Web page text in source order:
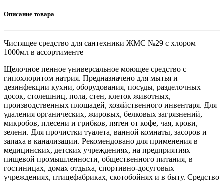
Описание товара
Чистящее средство для сантехники ЖМС №29 с хлором
1000мл в ассортименте
Щелочное пенное универсальное моющее средство с
гипохлоритом натрия. Предназначено для мытья и
дезинфекции кухни, оборудования, посуды, разделочных
досок, столешниц, пола, стен, клеток животных,
производственных площадей, хозяйственного инвентаря. Для
удаления органических, жировых, белковых загрязнений,
микробов, плесени и грибков, пятен от кофе, чая, крови,
зелени. Для прочистки туалета, ванной комнаты, засоров и
запаха в канализации. Рекомендовано для применения в
медицинских, детских учреждениях, на предприятиях
пищевой промышленности, общественного питания, в
гостиницах, домах отдыха, спортивно-досуговых
учреждениях, птицефабриках, скотобойнях и в быту. Средство